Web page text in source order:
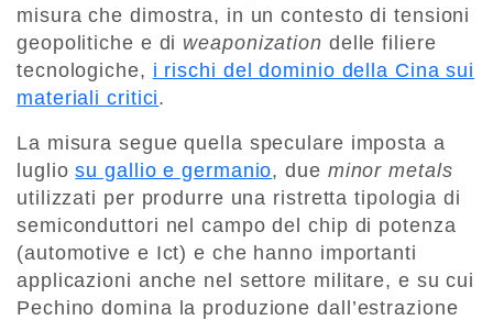
misura che dimostra, in un contesto di tensioni
geopolitiche e di weaponization delle filiere
tecnologiche, i rischi del dominio della Cina sui
materiali critici.
La misura segue quella speculare imposta a
lugliosu gallio e germanio, due minor metals
utilizzati per produrre una ristretta tipologia di
semiconduttori nel campo del chip di potenza
(automotive e Ict) e che hanno importanti
applicazioni anche nel settore militare, e su cui
Pechino domina la produzione dall’estrazione